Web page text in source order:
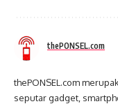
thePONSEL.com
thePONSEL.com
seputar gadget,